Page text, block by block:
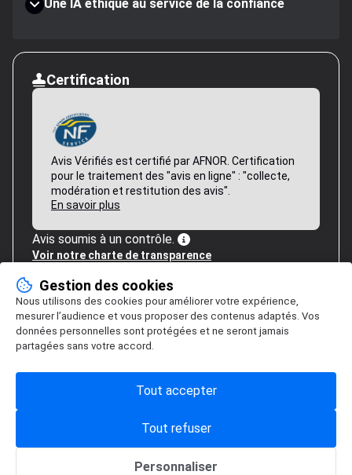
Une IA éthique au service de la confiance
Certification
Avis Vérifiés est certifié par AFNOR. Certification
pour le traitement des "avis en ligne" : "collecte,
modération et restitution des avis".
En savoir plus
Avis soumis à un contrôle.
Voir notre charte de transparence
Gestion des cookies
Gestion des cookies
Nous utilisons des cookies pour améliorer votre expérience,
mesurer l’audience et vous proposer des contenus adaptés. Vos
données personnelles sont protégées et ne seront jamais
partagées sans votre accord.
Personnaliser
Tout refuser
Tout accepter